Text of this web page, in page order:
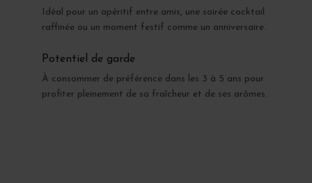
Idéal pour un apéritif entre amis, une soirée cocktail
raffinée ou un moment festif comme un anniversaire.
Potentiel de garde
À consommer de préférence dans les 3 à 5 ans pour
profiter pleinement de sa fraîcheur et de ses arômes.